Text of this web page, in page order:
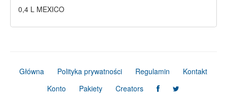
0,4 L MEXICO
Główna Polityka prywatności Regulamin
Kontakt
Konto
Pakiety Creators